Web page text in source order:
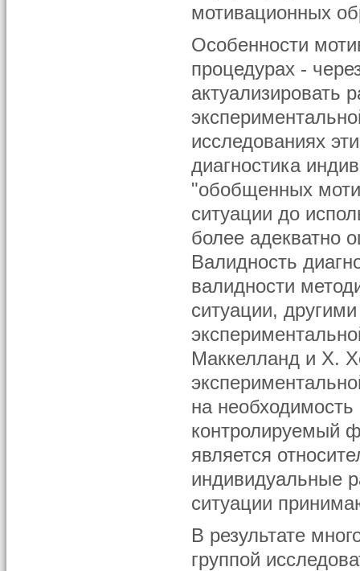
мотивационных
Особенности
процедурах -
актуализировать
исследованиях
диагностика
"обобщенных
ситуации до
более адекватно
Валидность
валидности
ситуации,
Маккелланд и Х.
на
контролируемый
является
индивидуальные
ситуации
В результате
группой